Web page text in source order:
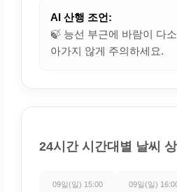
AI 산행 조언:
🍃 능선 부근에 바람이 다
아가지 않게 주의하세요.
24시간 시간대별 날씨
09일(일) 15:00 09일(일)